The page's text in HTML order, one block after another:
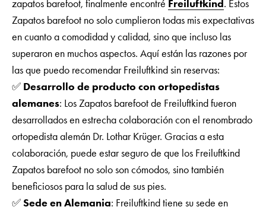
zapatos barefoot, finalmente encontré Freiluftkind. Estos
Zapatos barefoot no solo cumplieron todas mis expectativas
en cuanto a comodidad y calidad, sino que incluso las
superaron en muchos aspectos. Aquí están las razones por
las que puedo recomendar Freiluftkind sin reservas:
✅ Desarrollo de producto con ortopedistas
alemanes: Los Zapatos barefoot de Freiluftkind fueron
desarrollados en estrecha colaboración con el renombrado
ortopedista alemán Dr. Lothar Krüger. Gracias a esta
colaboración, puede estar seguro de que los Freiluftkind
Zapatos barefoot no solo son cómodos, sino también
beneficiosos para la salud de sus pies.
✅Sede en Alemania: Freiluftkind tiene su sede en